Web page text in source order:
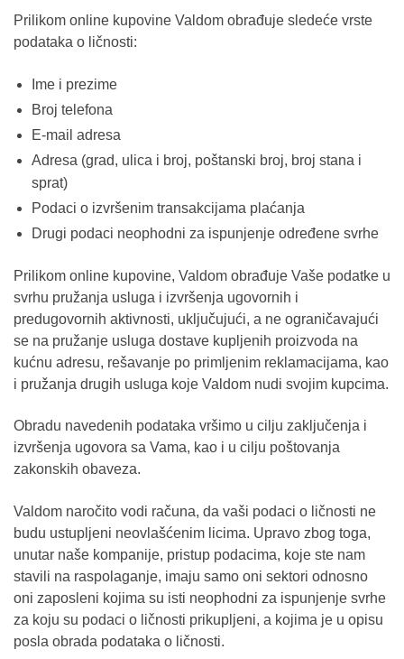
Prilikom online kupovine Valdom obrađuje sledeće vrste
podataka o ličnosti:
Ime i prezime
Broj telefona
E-mail adresa
Adresa (grad, ulica i broj, poštanski broj, broj stana i
sprat)
Podaci o izvršenim transakcijama plaćanja
Drugi podaci neophodni za ispunjenje određene svrhe
Prilikom online kupovine, Valdom obrađuje Vaše podatke u
svrhu pružanja usluga i izvršenja ugovornih i
predugovornih aktivnosti, uključujući, a ne ograničavajući
se na pružanje usluga dostave kupljenih proizvoda na
kućnu adresu, rešavanje po primljenim reklamacijama, kao
i pružanja drugih usluga koje Valdom nudi svojim kupcima.
Obradu navedenih podataka vršimo u cilju zaključenja i
izvršenja ugovora sa Vama, kao i u cilju poštovanja
zakonskih obaveza.
Valdom naročito vodi računa, da vaši podaci o ličnosti ne
budu ustupljeni neovlašćenim licima. Upravo zbog toga,
unutar naše kompanije, pristup podacima, koje ste nam
stavili na raspolaganje, imaju samo oni sektori odnosno
oni zaposleni kojima su isti neophodni za ispunjenje svrhe
za koju su podaci o ličnosti prikupljeni, a kojima je u opisu
posla obrada podataka o ličnosti.